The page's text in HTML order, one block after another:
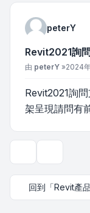
peterY
Revit2021詢
文章
由 peterY »2024
Revit2021詢
架呈現請問有
回到「Revit產